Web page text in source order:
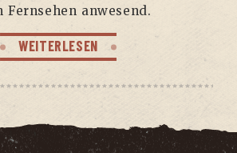
Fern­se­hen anwesend.
WEITERLESEN